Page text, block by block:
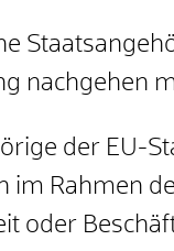
nachgehen
der EU-
im Rahmen
oder